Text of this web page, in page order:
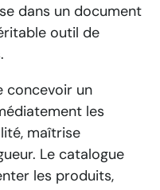
dans un document
outil de
concevoir un
les
maîtrise
Le catalogue
les produits,